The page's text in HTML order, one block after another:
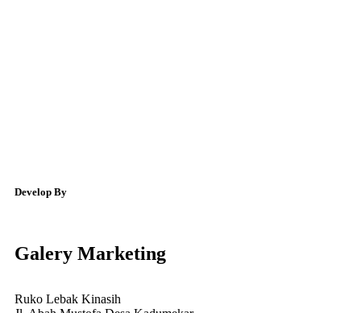
Develop By
Galery Marketing
Ruko Lebak Kinasih